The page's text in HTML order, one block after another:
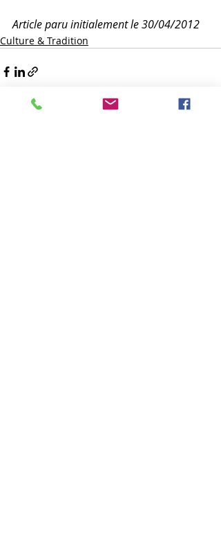
Article paru initialement le 30/04/2012
Culture & Tradition